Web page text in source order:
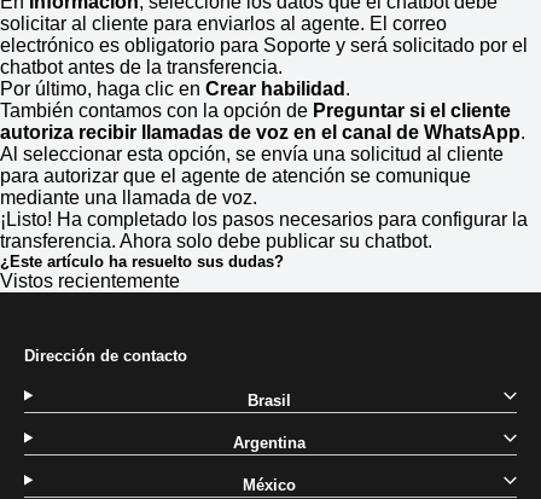
solicitar al cliente para enviarlos al agente. El correo
electrónico es obligatorio para Soporte y será solicitado por el
chatbot antes de la transferencia.
Por último, haga clic en Crear habilidad .
También contamos con la opción de Preguntar si el cliente
autoriza recibir llamadas de voz en el canal de WhatsApp.
Al seleccionar esta opción, se envía una solicitud al cliente
para autorizar que el agente de atención se comunique
mediante una llamada de voz.
¡Listo! Ha completado los pasos necesarios para configurar la
transferencia. Ahora solo debe publicar su chatbot.
¿Este artículo ha resuelto sus dudas?
Vistos recientemente
Dirección de contacto
Brasil
Argentina
México